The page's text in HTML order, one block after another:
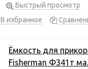
Быстрый просмотр
В избранное
Ёмкость для
Fisherman Ф341т